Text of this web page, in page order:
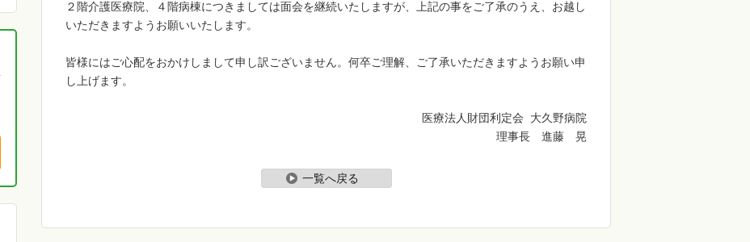
２階介護医療院、４階病棟につきましては面会を継続いたしますが、上記の事をご了承のうえ、お越し
いただきますようお願いいたします。
皆様にはご心配をおかけしまして申し訳ございません。何卒ご理解、ご了承いただきますようお願い申
し上げます。
医療法人財団利定会
大久野病院
理事長 進藤 晃
一覧へ戻る